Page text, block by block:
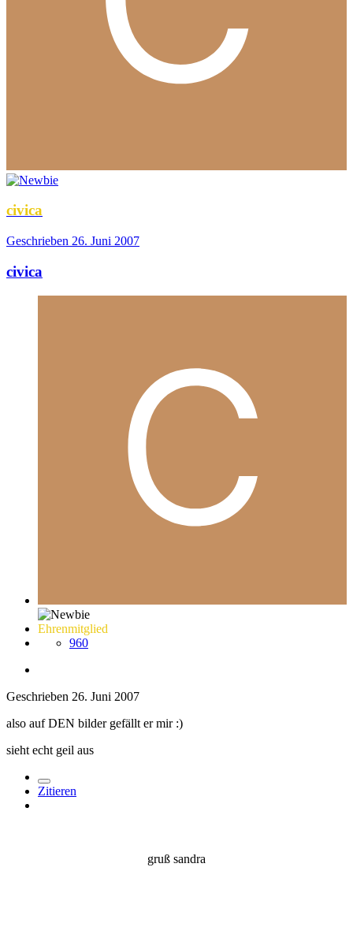
civica
Geschrieben 26. Juni 2007
civica
Ehrenmitglied
960
Geschrieben 26. Juni 2007
also auf DEN bilder gefällt er mir :)
sieht echt geil aus
Zitieren
gruß sandra